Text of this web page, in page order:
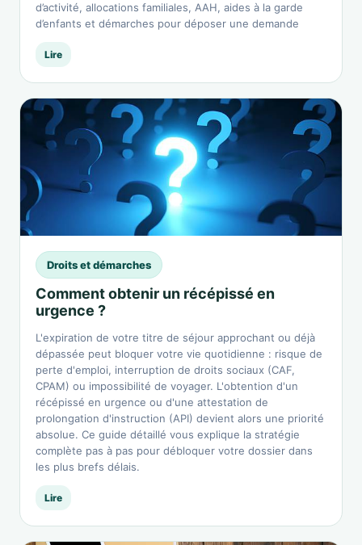
d’activité, allocations familiales, AAH, aides à la garde
d’enfants et démarches pour déposer une demande
Lire
Droits et démarches
Comment obtenir un récépissé en
urgence ?
L'expiration de votre titre de séjour approchant ou déjà
dépassée peut bloquer votre vie quotidienne : risque de
perte d'emploi, interruption de droits sociaux (CAF,
CPAM) ou impossibilité de voyager. L'obtention d'un
récépissé en urgence ou d'une attestation de
prolongation d'instruction (API) devient alors une priorité
absolue. Ce guide détaillé vous explique la stratégie
complète pas à pas pour débloquer votre dossier dans
les plus brefs délais.
Lire